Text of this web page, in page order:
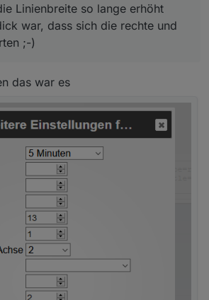
Linienbreite so lange erhöht
war, dass sich die rechte und
;-)
das war es